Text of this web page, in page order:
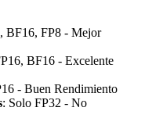
BF16, FP8 - Mejor
BF16 - Excelente
- Buen Rendimiento
: Solo FP32 - No